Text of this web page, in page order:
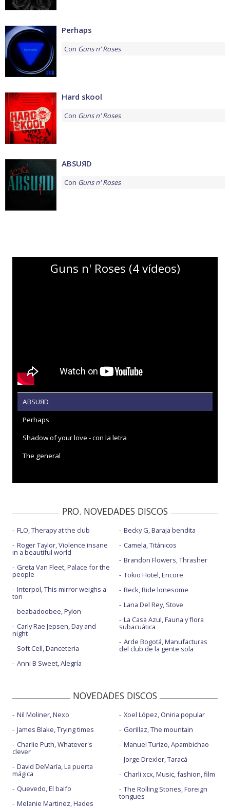
Perhaps
Con Guns n' Roses
Hard skool
Con Guns n' Roses
ABSUЯD
Con Guns n' Roses
Guns n' Roses (4 vídeos)
ABSUЯD
Perhaps
Shadow of your love - con la letra
The general
PRO. NOVEDADES DISCOS
FLO, Therapy at the club
Roger Taylor, Violence insane
in a beautiful world
Greta Van Fleet, Palace for the
people
Interpol, This mirror weighs a
ton
beabadoobee, Pylon
Carly Rae Jepsen, Day and
night
Soft Cell, Danceteria
Anni B Sweet, Alegría
Becky G, Baraja bendita
Camela, Titánicos
Brandon Flowers, Thrasher
Tokio Hotel, Encore
Beck, Ride lonesome
Lana Del Rey, Stove
La Casa Azul, Fauna y flora
subacuática
Arde Bogotá, Manufacturas
del club de la gente sola
NOVEDADES DISCOS
Nil Moliner, Nexo
James Blake, Trying times
Charlie Puth, Whatever's
clever
David DeMaría, La puerta
mágica
Quevedo, El baifo
Melanie Martinez, Hades
Xoel López, Oniria popular
Gorillaz, The mountain
Manuel Turizo, Apambichao
Jorge Drexler, Taracá
Charli xcx, Music, fashion, film
The Rolling Stones, Foreign
tongues